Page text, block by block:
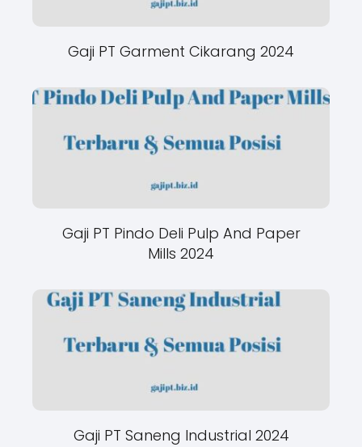
Gaji PT Garment Cikarang 2024
Gaji PT Pindo Deli Pulp And Paper
Mills 2024
Gaji PT Saneng Industrial 2024